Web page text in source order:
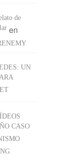
de
en
UN
CASO